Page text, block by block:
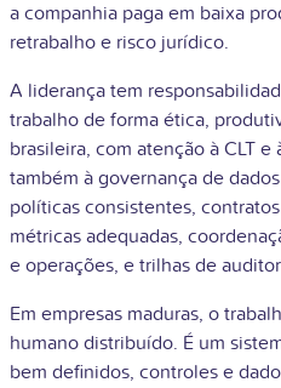
a companhia paga em baixa
retrabalho e risco jurídico.
A liderança tem
trabalho de forma ética,
brasileira, com atenção à CLT
também à governança de
políticas consistentes,
métricas adequadas,
e operações, e trilhas de
Em empresas maduras, o
humano distribuído. É um
bem definidos, controles e